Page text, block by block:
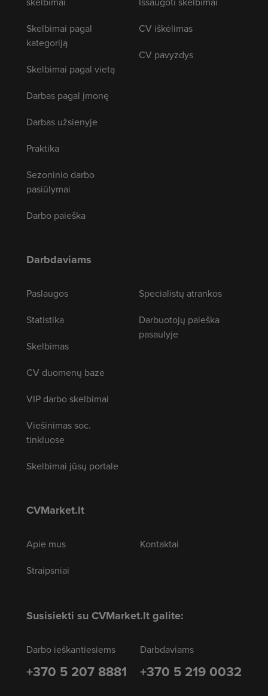
Skelbimai pagal
kategoriją
Skelbimai pagal vietą
Darbas pagal įmonę
Darbas užsienyje
Praktika
Sezoninio darbo
pasiūlymai
Darbo paieška
CV iškėlimas
CV pavyzdys
Darbdaviams
Paslaugos
Statistika
Skelbimas
CV duomenų bazė
VIP darbo skelbimai
Viešinimas soc.
tinkluose
Skelbimai jūsų portale
Specialistų atrankos
Darbuotojų paieška
pasaulyje
CVMarket.lt
Apie mus
Straipsniai
Kontaktai
Susisiekti su CVMarket.lt galite:
Darbo ieškantiesiems
+370 5 207 8881
Darbdaviams
+370 5 219 0032